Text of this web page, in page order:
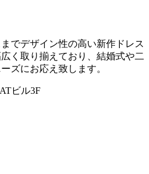
でデザイン性の高い新作ドレス
く取り揃えており、結婚式や二
ズにお応え致します。
ビル3F